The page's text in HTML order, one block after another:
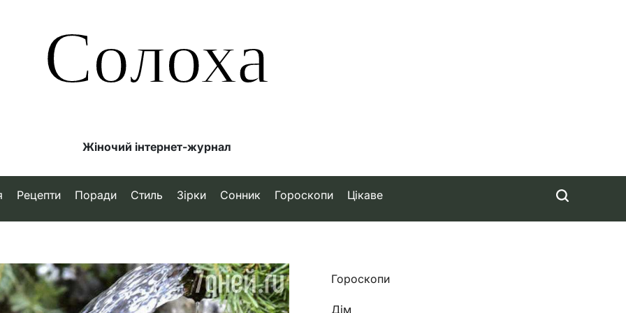
Солоха
Жіночий інтернет-журнал
Рецепти Поради Стиль Зірки Сонник Гороскопи Цікаве
Гороскопи
Дім